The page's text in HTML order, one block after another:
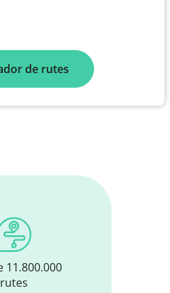
de rutes
11.800.000
rutes